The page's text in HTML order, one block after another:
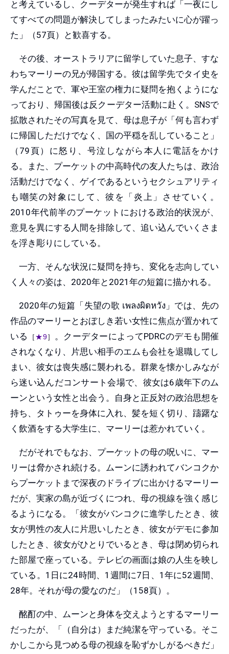
と考えているし、クーデターが発生すれば「一夜にし
てすべての問題が解決してしまったみたいに心が躍っ
た」（57頁）と歓喜する。
その後、オーストラリアに留学していた息子、すな
わちマーリーの兄が帰国する。彼は留学先でタイ史を
学んだことで、軍や王室の権力に疑問を抱くようにな
っており、帰国後は反クーデター活動に赴く。SNSで
拡散されたその写真を見て、母は息子が「何も言わず
に帰国しただけでなく、国の平穏を乱していること」
（79頁）に怒り、号泣しながら本人に電話をかけ
る。また、プーケットの中高時代の友人たちは、政治
活動だけでなく、ゲイであるというセクシュアリティ
も嘲笑の対象にして、彼を「炎上」させていく。
2010年代前半のプーケットにおける政治的状況が、
意見を異にする人間を排除して、追い込んでいくさま
を浮き彫りにしている。
一方、そんな状況に疑問を持ち、変化を志向してい
く人々の姿は、2020年と2021年の短篇に描かれる。
2020年の短篇「失望の歌 เพลงผิดหวัง」では、先の
作品のマーリーとおぼしき若い女性に焦点が置かれて
いる
［ ★9］
。クーデターによってPDRCのデモも開催
されなくなり、片思い相手のエムも会社を退職してし
まい、彼女は喪失感に襲われる。群衆を懐かしみなが
ら迷い込んだコンサート会場で、彼女は6歳年下のム
ーンという女性と出会う。自身と正反対の政治思想を
持ち、タトゥーを身体に入れ、髪を短く切り、躊躇な
く飲酒をする大学生に、マーリーは惹かれていく。
だがそれでもなお、プーケットの母の呪いに、マー
リーは脅かされ続ける。ムーンに誘われてバンコクか
らプーケットまで深夜のドライブに出かけるマーリー
だが、実家の島が近づくにつれ、母の視線を強く感じ
るようになる。「彼女がバンコクに進学したとき、彼
女が男性の友人に片思いしたとき、彼女がデモに参加
したとき、彼女がひとりでいるとき、母は閉め切られ
た部屋で座っている。テレビの画面は娘の人生を映し
ている。1日に24時間、1週間に7日、1年に52週間、
28年。それが母の愛なのだ」（158頁）。
酩酊の中、ムーンと身体を交えようとするマーリー
だったが、「（自分は）まだ純潔を守っている。そこ
かしこから見つめる母の視線を恥ずかしがるべきだ」